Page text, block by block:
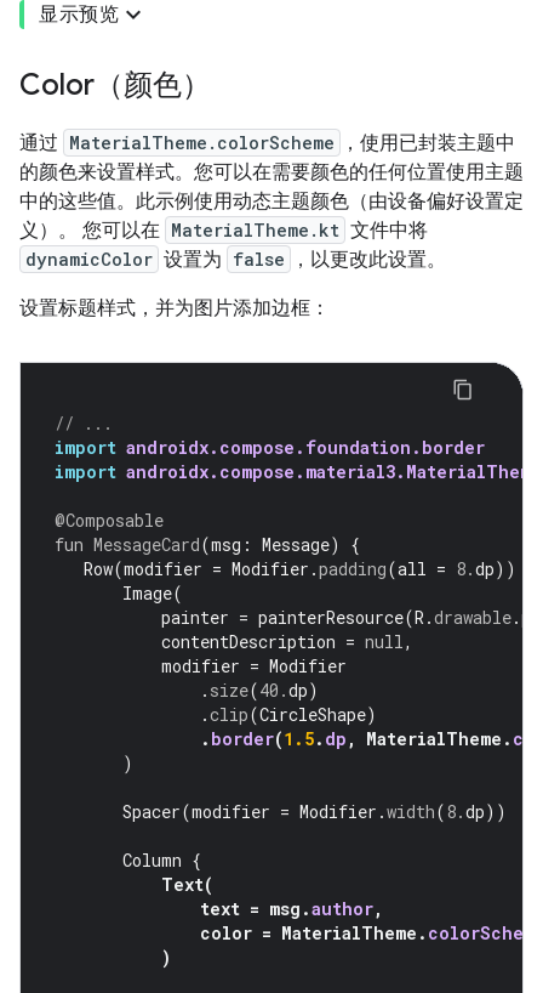
显示预览
Color（颜色）
通过 MaterialTheme.colorScheme
，使用已封装主题中
的颜色来设置样式。您可以在需要颜色的任何位置使用主题
中的这些值。此示例使用动态主题颜色（由设备偏好设置定
义）。 您可以在 MaterialTheme.kt 文件中将
dynamicColor 设置为 false
，以更改此设置。
设置标题样式，并为图片添加边框：
// ...
import androidx.compose.foundation.border
import androidx.compose.material3.MaterialTheme
@Composable
fun MessageCard(msg : Message)
{
Row(modifier = Modifier .padding(all = 8.dp))
Image(
painter = painterResource(R .drawable.
contentDescription = null,
modifier = Modifier
. size(40.dp)
.clip(CircleShape)
. border(1.5. dp , MaterialTheme .
)
Spacer(modifier = Modifier .width(8.dp))
Column {
Text(
text = msg .author,
color = MaterialTheme .
)